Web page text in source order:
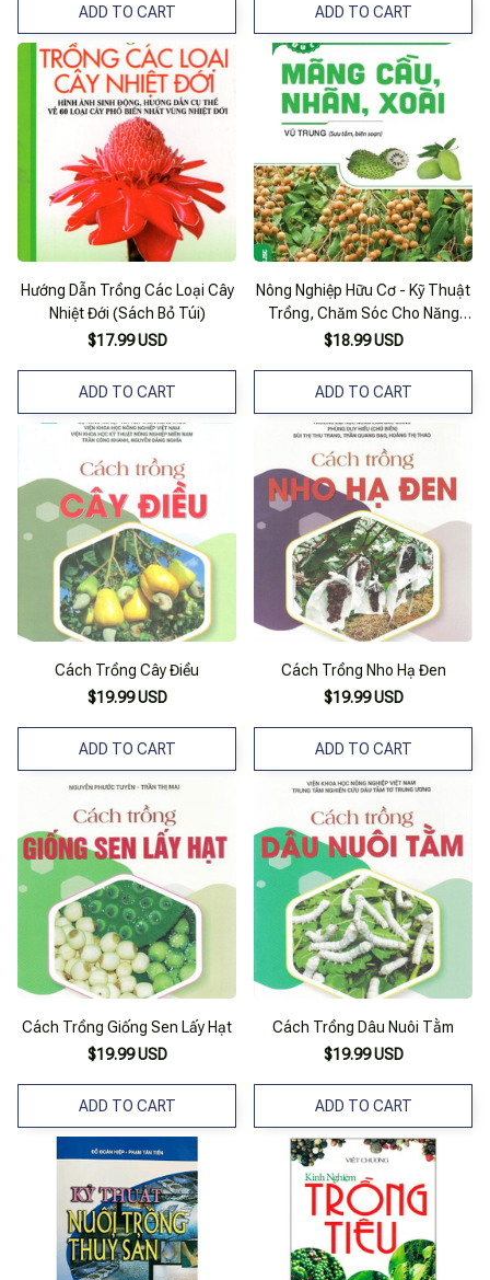
ADD TO CART ADD TO CART
Hướng Dẫn Trồng Các Loại Cây
Nhiệt Đới (Sách Bỏ Túi)
$17.99 USD
ADD TO CART
Nông Nghiệp Hữu Cơ - Kỹ Thuật
Trồng, Chăm Sóc Cho Năng
Suất Cao Mãng Cầu, Nhãn,
$18.99 USD
ADD TO CART
Cách Trồng Cây Điều
$19.99 USD
ADD TO CART
Cách Trồng Nho Hạ Đen
$19.99 USD
ADD TO CART
Cách Trồng Giống Sen Lấy Hạt
$19.99 USD
ADD TO CART
Cách Trồng Dâu Nuôi Tằm
$19.99 USD
ADD TO CART